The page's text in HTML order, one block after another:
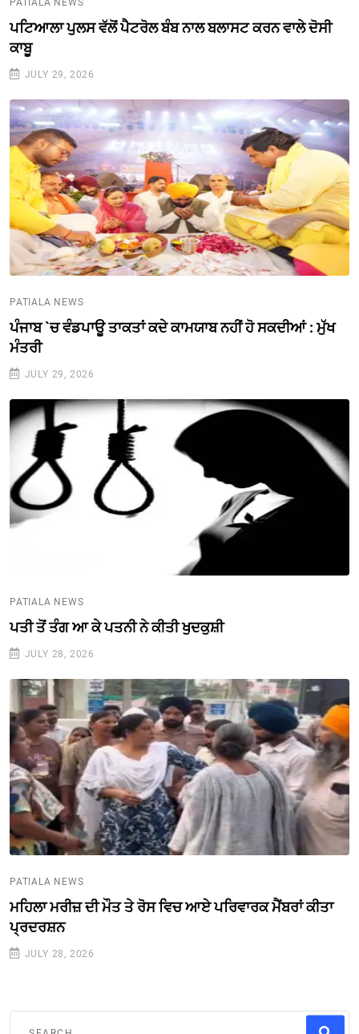
PATIALA NEWS
ਪਟਿਆਲਾ ਪੁਲਸ ਵੱਲੋਂ ਪੈਟਰੋਲ ਬੰਬ ਨਾਲ ਬਲਾਸਟ ਕਰਨ ਵਾਲੇ ਦੋਸੀ
ਕਾਬੂ
JULY 29, 2026
PATIALA NEWS
ਪੰਜਾਬ `ਚ ਵੰਡਪਾਊ ਤਾਕਤਾਂ ਕਦੇ ਕਾਮਯਾਬ ਨਹੀਂ ਹੋ ਸਕਦੀਆਂ : ਮੁੱਖ
ਮੰਤਰੀ
JULY 29, 2026
PATIALA NEWS
ਪਤੀ ਤੋਂ ਤੰਗ ਆ ਕੇ ਪਤਨੀ ਨੇ ਕੀਤੀ ਖੁਦਕੁਸ਼ੀ
JULY 28, 2026
PATIALA NEWS
ਮਹਿਲਾ ਮਰੀਜ਼ ਦੀ ਮੌਤ ਤੇ ਰੋਸ ਵਿਚ ਆਏ ਪਰਿਵਾਰਕ ਮੈਂਬਰਾਂ ਕੀਤਾ
ਪ੍ਰਦਰਸ਼ਨ
JULY 28, 2026